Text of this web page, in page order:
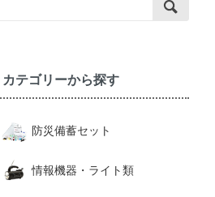
カテゴリーから探す
防災備蓄セット
情報機器・ライト類